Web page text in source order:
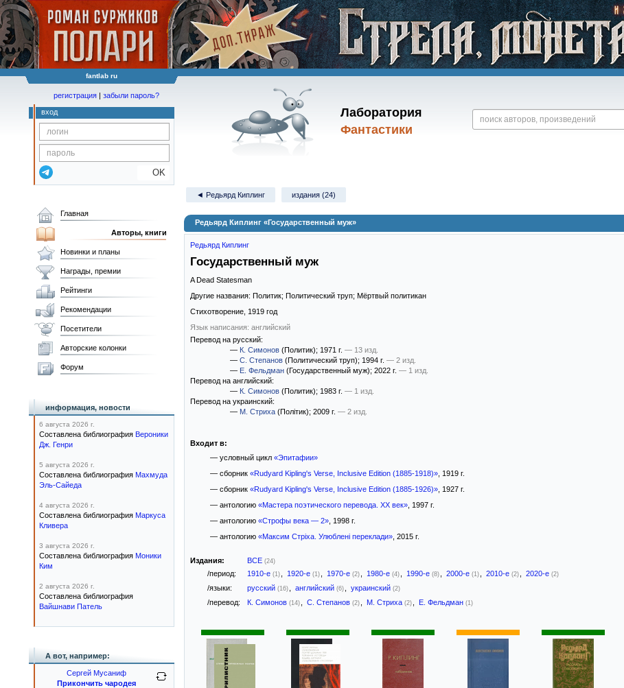
fantlab ru
Лаборатория
Фантастики
регистрация | забыли пароль?
вход
OK
◄ Редьярд Киплинг издания (24)
Редьярд Киплинг «Государственный муж»
Редьярд Киплинг
Государственный муж
A Dead Statesman
Другие названия: Политик; Политический труп; Мёртвый политикан
Стихотворение, 1919 год
Язык написания: английский
Перевод на русский:
— К. Симонов (Политик); 1971 г. — 13 изд.
— С. Степанов (Политический труп); 1994 г. — 2 изд.
— Е. Фельдман (Государственный муж); 2022 г. — 1 изд.
Перевод на английский:
— К. Симонов (Политик); 1983 г. — 1 изд.
Перевод на украинский:
— М. Стриха (Політик); 2009 г. — 2 изд.
Входит в:
— условный цикл «Эпитафии»
— сборник «Rudyard Kipling's Verse, Inclusive Edition (1885-1918)», 1919 г.
— сборник «Rudyard Kipling's Verse, Inclusive Edition (1885-1926)», 1927 г.
— антологию «Мастера поэтического перевода. XX век», 1997 г.
— антологию «Строфы века — 2», 1998 г.
— антологию «Максим Стріха. Улюблені переклади», 2015 г.
Издания: ВСЕ (24)
/период: 1910-е (1) 1920-е (1) 1970-е (2) 1980-е (4) 1990-е (8) 2000-е (1) 2010-е (2) 2020-е (2)
/языки: русский (16) английский (6) украинский (2)
/перевод: К. Симонов (14) С. Степанов (2) М. Стриха (2) Е. Фельдман (1)
Главная
Авторы, книги
Новинки и планы
Награды, премии
Рейтинги
Рекомендации
Посетители
Авторские колонки
Форум
информация, новости
6 августа 2026 г.
Составлена библиография Вероники
Дж. Генри
5 августа 2026 г.
Составлена библиография Махмуда
Эль-Сайеда
4 августа 2026 г.
Составлена библиография Маркуса
Кливера
3 августа 2026 г.
Составлена библиография Моники
Ким
2 августа 2026 г.
Составлена библиография
Вайшнави Патель
А вот, например:
Сергей Мусаниф
Прикончить чародея